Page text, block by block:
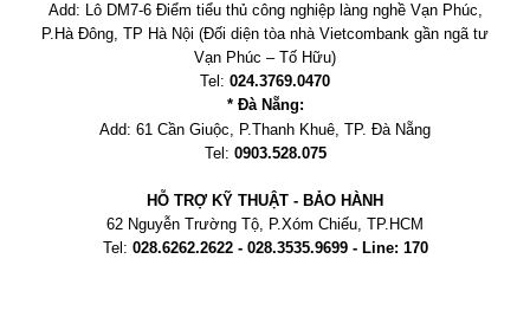
Add: Lô DM7-6 Điểm tiểu thủ công nghiệp làng nghề Vạn Phúc,
P.Hà Đông, TP Hà Nội (Đối diện tòa nhà Vietcombank gần ngã tư
Vạn Phúc – Tố Hữu)
Tel: 024.3769.0470
* Đà Nẵng:
Add: 61 Cần Giuộc, P.Thanh Khuê, TP. Đà Nẵng
Tel: 0903.528.075
HỖ TRỢ KỸ THUẬT - BẢO HÀNH
62 Nguyễn Trường Tộ, P.Xóm Chiếu, TP.HCM
Tel: 028.6262.2622 - 028.3535.9699 - Line: 170